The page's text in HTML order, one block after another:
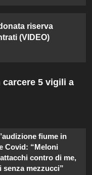
riserva
(VIDEO)
5 vigili a
fiume in
Covid: “Meloni
contro di me,
mezzucci”